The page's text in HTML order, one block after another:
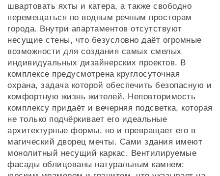
швартовать яхты и катера, а также свободно
перемещаться по водным речным просторам
города. Внутри апартаментов отсутствуют
несущие стены, что безусловно даёт огромные
возможности для создания самых смелых
индивидуальных дизайнерских проектов. В
комплексе предусмотрена круглосуточная
охрана, задача которой обеспечить безопасную и
комфортную жизнь жителей. Неповторимость
комплексу придаёт и вечерняя подсветка, которая
не только подчёркивает его идеальные
архитектурные формы, но и превращает его в
магический дворец мечты. Сами здания имеют
монолитный несущий каркас. Вентилируемые
фасады облицованы натуральным камнем: